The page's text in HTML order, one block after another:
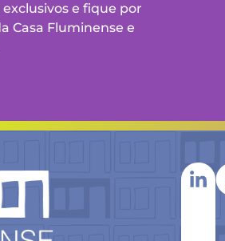
e fique por
Casa Fluminense e